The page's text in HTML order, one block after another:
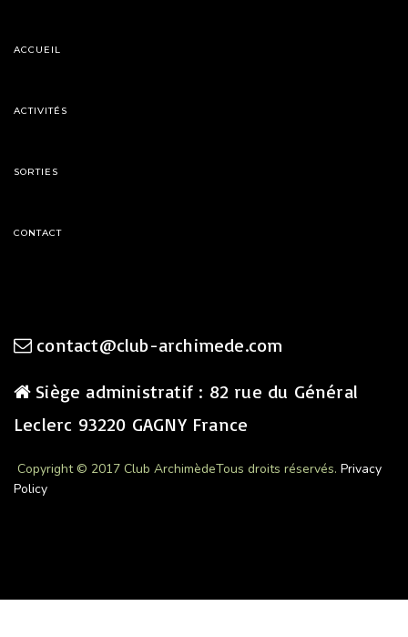
ACCUEIL
ACTIVITÉS
SORTIES
CONTACT
contact@club-archimede.com
Siège administratif : 82 rue du Général
Leclerc 93220 GAGNY France
Copyright © 2017 Club ArchimèdeTous droits réservés. Privacy
Policy